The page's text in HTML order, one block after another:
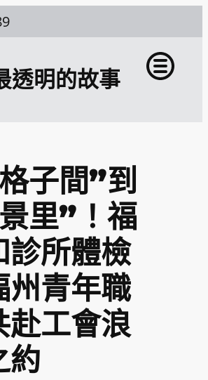
透明的故事
子間”到
里”！福
診所體檢
州青年職
赴工會浪
約